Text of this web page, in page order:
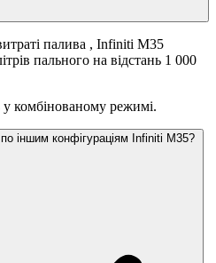
палива , Infiniti M35
пального на відстань 1 000
у комбінованому режимі.
іншим конфігураціям Infiniti M35?